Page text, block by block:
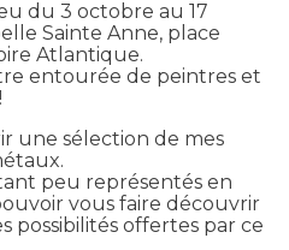
du 3 octobre au 17
Sainte Anne, place
Atlantique.
entourée de peintres et
une sélection de mes
peu représentés en
vous faire découvrir
possibilités offertes par ce